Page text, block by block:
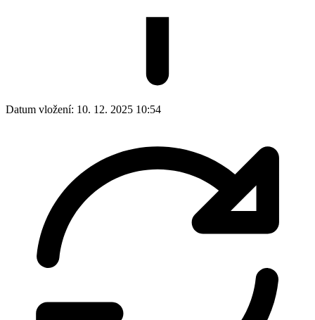
Datum vložení: 10. 12. 2025 10:54